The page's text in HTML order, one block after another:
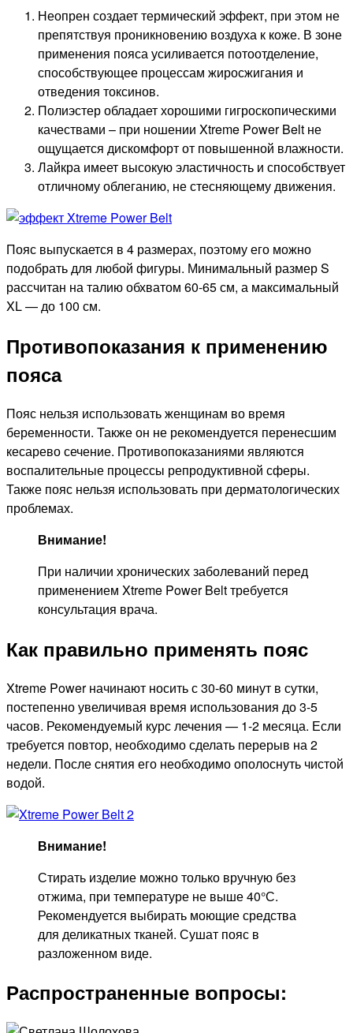
Неопрен создает термический эффект, при этом не
препятствуя проникновению воздуха к коже. В зоне
применения пояса усиливается потоотделение,
способствующее процессам жиросжигания и
отведения токсинов.
Полиэстер обладает хорошими гигроскопическими
качествами – при ношении Xtreme Power Belt не
ощущается дискомфорт от повышенной влажности.
Лайкра имеет высокую эластичность и способствует
отличному облеганию, не стесняющему движения.
Пояс выпускается в 4 размерах, поэтому его можно
подобрать для любой фигуры. Минимальный размер S
рассчитан на талию обхватом 60-65 см, а максимальный
XL — до 100 см.
Противопоказания к применению
пояса
Пояс нельзя использовать женщинам во время
беременности. Также он не рекомендуется перенесшим
кесарево сечение. Противопоказаниями являются
воспалительные процессы репродуктивной сферы.
Также пояс нельзя использовать при дерматологических
проблемах.
Внимание!
При наличии хронических заболеваний перед
применением Xtreme Power Belt требуется
консультация врача.
Как правильно применять пояс
Xtreme Power начинают носить с 30-60 минут в сутки,
постепенно увеличивая время использования до 3-5
часов. Рекомендуемый курс лечения — 1-2 месяца. Если
требуется повтор, необходимо сделать перерыв на 2
недели. После снятия его необходимо ополоснуть чистой
водой.
Внимание!
Стирать изделие можно только вручную без
отжима, при температуре не выше 40°С.
Рекомендуется выбирать моющие средства
для деликатных тканей. Сушат пояс в
разложенном виде.
Распространенные вопросы: